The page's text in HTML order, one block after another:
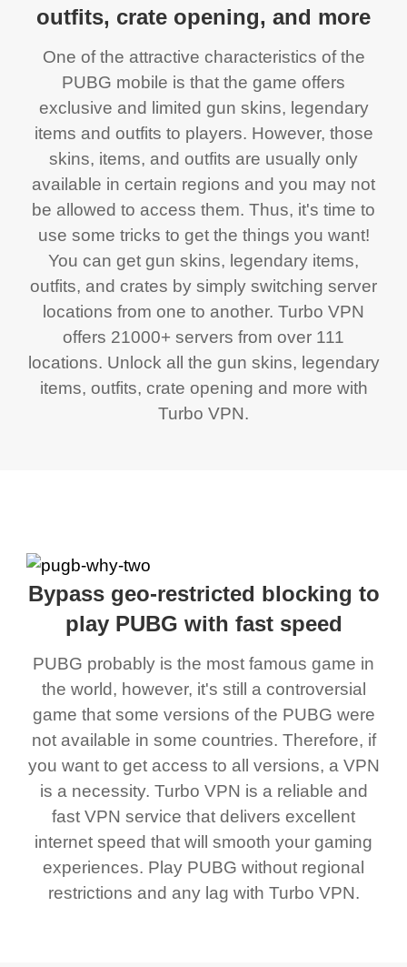
outfits, crate opening, and more
One of the attractive characteristics of the
PUBG mobile is that the game offers
exclusive and limited gun skins, legendary
items and outfits to players. However, those
skins, items, and outfits are usually only
available in certain regions and you may not
be allowed to access them. Thus, it's time to
use some tricks to get the things you want!
You can get gun skins, legendary items,
outfits, and crates by simply switching server
locations from one to another. Turbo VPN
offers 21000+ servers from over 111
locations. Unlock all the gun skins, legendary
items, outfits, crate opening and more with
Turbo VPN.
Bypass geo-restricted blocking to
play PUBG with fast speed
PUBG probably is the most famous game in
the world, however, it's still a controversial
game that some versions of the PUBG were
not available in some countries. Therefore, if
you want to get access to all versions, a VPN
is a necessity. Turbo VPN is a reliable and
fast VPN service that delivers excellent
internet speed that will smooth your gaming
experiences. Play PUBG without regional
restrictions and any lag with Turbo VPN.